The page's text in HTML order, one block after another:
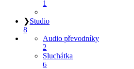
1
❯Studio
8
Audio převodníky
2
Sluchátka
6